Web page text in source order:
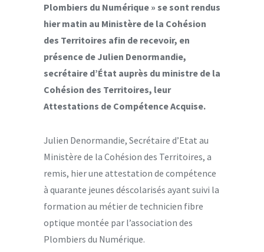
Plombiers du Numérique » se sont rendus
hier matin au Ministère de la Cohésion
des Territoires afin de recevoir, en
présence de Julien Denormandie,
secrétaire d’État auprès du ministre de la
Cohésion des Territoires, leur
Attestations de Compétence Acquise.
Julien Denormandie, Secrétaire d’Etat au
Ministère de la Cohésion des Territoires, a
remis, hier une attestation de compétence
à quarante jeunes déscolarisés ayant suivi la
formation au métier de technicien fibre
optique montée par l’association des
Plombiers du Numérique.